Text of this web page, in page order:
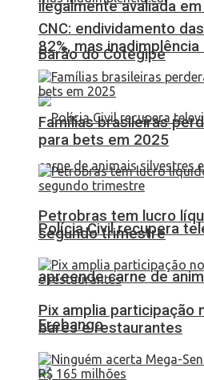
ilegalmente avaliada
Barão do Cotegipe
Polícia Civil recupera
apreende carne de
Erebango
CNC: endividamento
82%, mas inadimplência
Famílias brasileiras
para bets em 2025
Petrobras tem lucro
segundo trimestre
Pix amplia participação
bares e restaurantes